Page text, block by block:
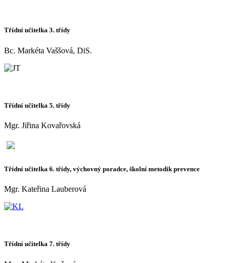
Třídní učitelka 3. třídy
Bc. Markéta Vaššová, DiS.
Třídní učitelka 5. třídy
Mgr. Jiřina Kovařovská
Třídní učitelka 6. třídy, výchovný poradce, školní metodik prevence
Mgr. Kateřina Lauberová
Třídní učitelka 7. třídy